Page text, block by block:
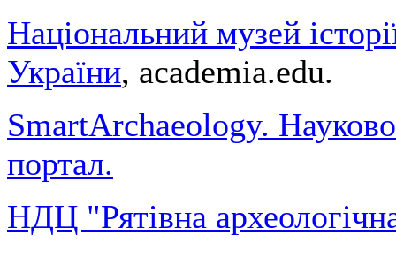
Національний музей
України, academia.edu.
SmartArchaeology.
портал.
НДЦ "Рятівна